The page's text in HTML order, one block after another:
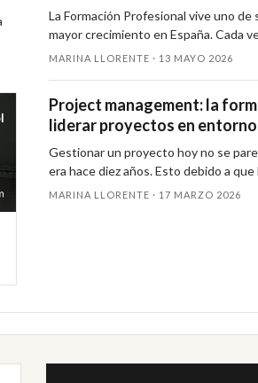
La Formación Profesional vive uno de
mayor crecimiento en España. Cada
MARINA LLORENTE · 13 MAYO 2026
Project management: la
liderar proyectos en
Gestionar un proyecto hoy no se
era hace diez años. Esto debido a
MARINA LLORENTE · 17 MARZO 2026